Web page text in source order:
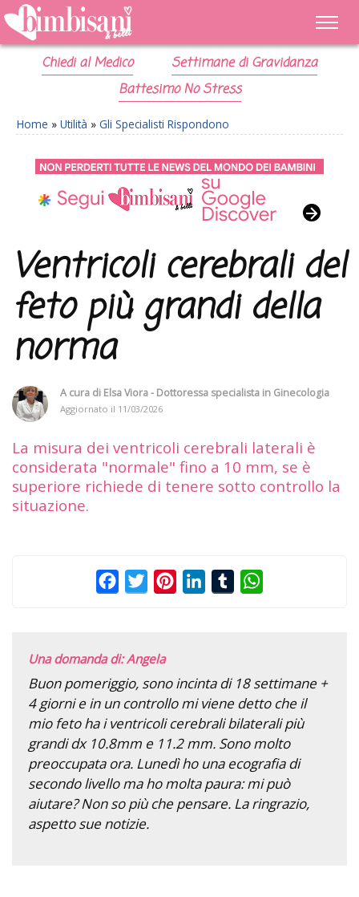
Chiedi al Medico
Settimane di Gravidanza
Battesimo No Stress
Home » Utilità » Gli Specialisti Rispondono
Ventricoli cerebrali del
feto più grandi della
norma
A cura di Elsa Viora - Dottoressa specialista in Ginecologia
Aggiornato il 11/03/2026
La misura dei ventricoli cerebrali laterali è
considerata "normale" fino a 10 mm, se è
superiore richiede di tenere sotto controllo la
situazione.
FacebookTwitterPinterestLinkedInTumblr
Una domanda di: Angela
Buon pomeriggio, sono incinta di 18 settimane +
4 giorni e in un controllo mi viene detto che il
mio feto ha i ventricoli cerebrali bilaterali più
grandi dx 10.8mm e 11.2 mm. Sono molto
preoccupata ora. Lunedì ho una ecografia di
secondo livello ma ho molta paura: mi può
aiutare? Non so più che pensare. La ringrazio,
aspetto sue notizie.